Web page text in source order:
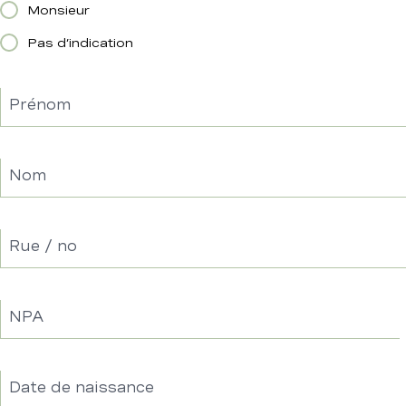
Monsieur
Pas d’indication
Prénom
Nom
Rue / no
NPA
Date de naissance